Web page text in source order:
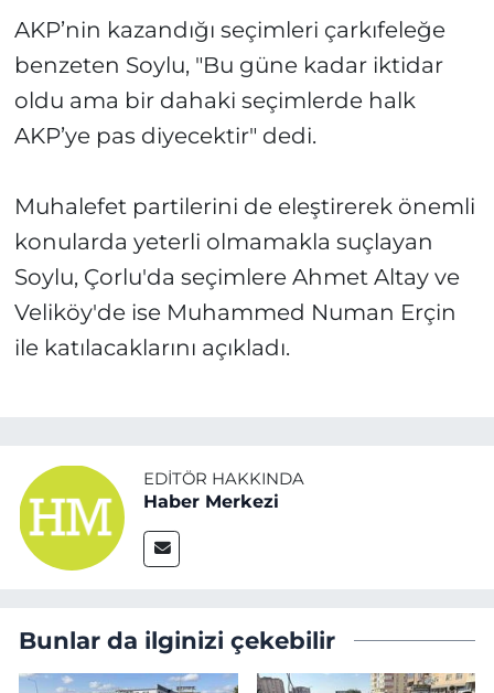
AKP’nin kazandığı seçimleri çarkıfeleğe
benzeten Soylu, "Bu güne kadar iktidar
oldu ama bir dahaki seçimlerde halk
AKP’ye pas diyecektir" dedi.
Muhalefet partilerini de eleştirerek önemli
konularda yeterli olmamakla suçlayan
Soylu, Çorlu'da seçimlere Ahmet Altay ve
Veliköy'de ise Muhammed Numan Erçin
ile katılacaklarını açıkladı.
EDITÖR HAKKINDA
Haber Merkezi
Bunlar da ilginizi çekebilir